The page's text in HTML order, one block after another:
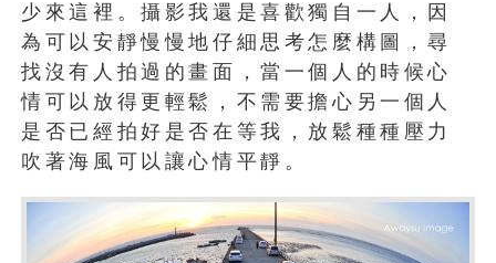
少來這裡。攝影我還是喜歡獨自一人，因
為可以安靜慢慢地仔細思考怎麼構圖，尋
找沒有人拍過的畫面，當一個人的時候心
情可以放得更輕鬆，不需要擔心另一個人
是否已經拍好是否在等我，放鬆種種壓力
吹著海風可以讓心情平靜。